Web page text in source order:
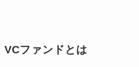
VCファンドとは